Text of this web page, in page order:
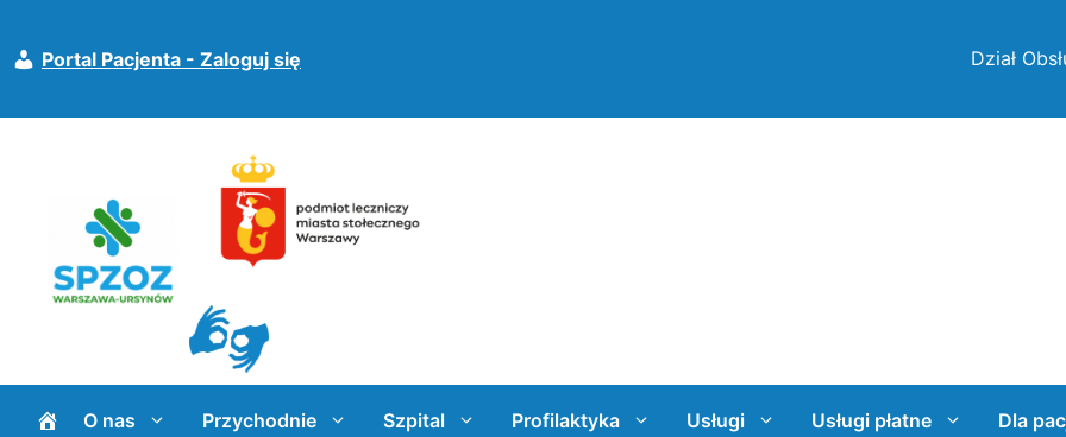
treści
Dział
Portal Pacjenta - Zaloguj się
O nas Przychodnie Szpital Profilaktyka Usługi Usługi płatne Dla